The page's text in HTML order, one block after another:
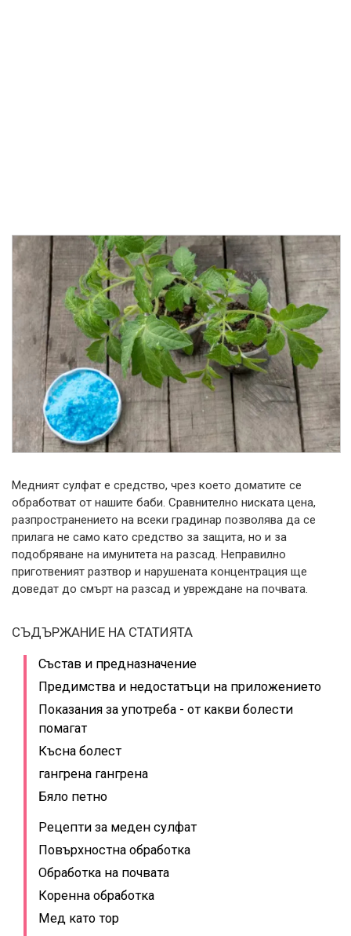
Медният сулфат е средство, чрез което доматите се
обработват от нашите баби. Сравнително ниската цена,
разпространението на всеки градинар позволява да се
прилага не само като средство за защита, но и за
подобряване на имунитета на разсад. Неправилно
приготвеният разтвор и нарушената концентрация ще
доведат до смърт на разсад и увреждане на почвата.
СЪДЪРЖАНИЕ НА СТАТИЯТА
Състав и предназначение
Предимства и недостатъци на приложението
Показания за употреба - от какви болести
помагат
Късна болест
гангрена гангрена
Бяло петно
Рецепти за меден сулфат
Повърхностна обработка
Обработка на почвата
Коренна обработка
Мед като тор